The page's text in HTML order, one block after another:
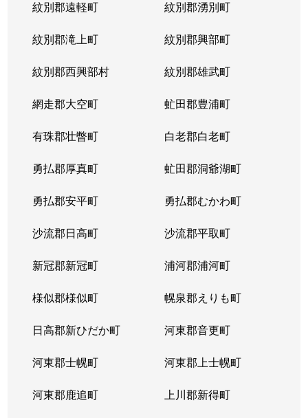
紋別郡遠軽町 紋別郡湧別町
紋別郡滝上町 紋別郡興部町
紋別郡西興部村 紋別郡雄武町
網走郡大空町 虻田郡豊浦町
有珠郡壮瞥町 白老郡白老町
勇払郡厚真町 虻田郡洞爺湖町
勇払郡安平町 勇払郡むかわ町
沙流郡日高町 沙流郡平取町
新冠郡新冠町 浦河郡浦河町
様似郡様似町 幌泉郡えりも町
日高郡新ひだか町 河東郡音更町
河東郡士幌町 河東郡上士幌町
河東郡鹿追町 上川郡新得町